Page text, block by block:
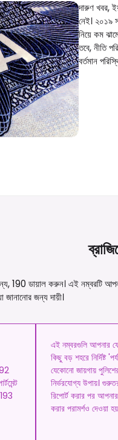
দারুণ খবর,
নেই। ২০১৯
নিয়ে কম
তবে, নীতি
বর্তমান
190 ডায়াল করুন। এই নম্বরটি
জানানোর জন্য দায়ী।
এই নম্বরগুলি আপনার
কিছু বড় শহরে নির্দিষ্ট
যেকোনো জায়গায়
নির্ভরযোগ্য উপায়।
রিপোর্ট করার পর
করার পরামর্শও দেওয়া